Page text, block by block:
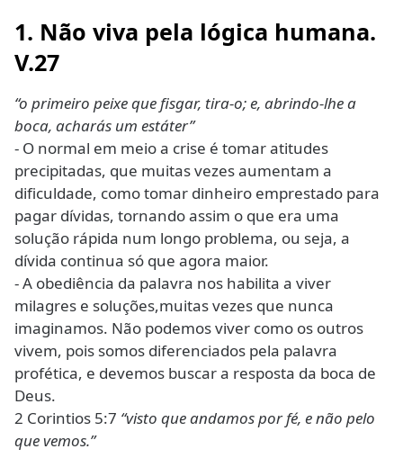
1. Não viva pela lógica humana.
V.27
“o primeiro peixe que fisgar, tira-o; e, abrindo-lhe a
boca, acharás um estáter”
- O normal em meio a crise é tomar atitudes
precipitadas, que muitas vezes aumentam a
dificuldade, como tomar dinheiro emprestado para
pagar dívidas, tornando assim o que era uma
solução rápida num longo problema, ou seja, a
dívida continua só que agora maior.
- A obediência da palavra nos habilita a viver
milagres e soluções,muitas vezes que nunca
imaginamos. Não podemos viver como os outros
vivem, pois somos diferenciados pela palavra
profética, e devemos buscar a resposta da boca de
Deus.
2 Corintios 5:7 “visto que andamos por fé, e não pelo
que vemos.”